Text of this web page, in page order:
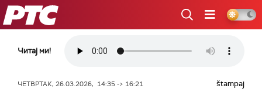
РТС
Читај ми!
ЧЕТВРТАК, 26.03.2026, 14:35 -> 16:21 štampaj